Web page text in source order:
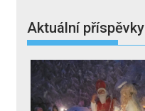
Aktuální příspěvky